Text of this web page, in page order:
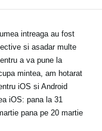
intreaga au fost
si asadar multe
a va pune la
mintea, am hotarat
iOS si Android
iOS: pana la 31
pana pe 20 martie